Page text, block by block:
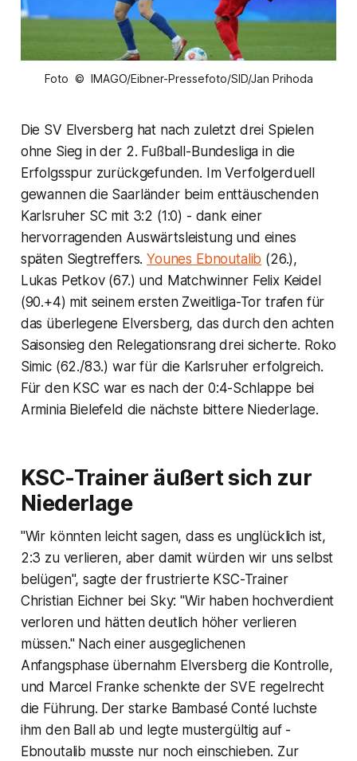
Foto © IMAGO/Eibner-Pressefoto/SID/Jan Prihoda
Die SV Elversberg hat nach zuletzt drei Spielen
ohne Sieg in der 2. Fußball-Bundesliga in die
Erfolgsspur zurückgefunden. Im Verfolgerduell
gewannen die Saarländer beim enttäuschenden
Karlsruher SC mit 3:2 (1:0) - dank einer
hervorragenden Auswärtsleistung und eines
späten Siegtreffers.Younes Ebnoutalib (26.),
Lukas Petkov (67.) und Matchwinner Felix Keidel
(90.+4) mit seinem ersten Zweitliga-Tor trafen für
das überlegene Elversberg, das durch den achten
Saisonsieg den Relegationsrang drei sicherte. Roko
Simic (62./83.) war für die Karlsruher erfolgreich.
Für den KSC war es nach der 0:4-Schlappe bei
Arminia Bielefeld die nächste bittere Niederlage.
KSC-Trainer äußert sich zur
Niederlage
"Wir könnten leicht sagen, dass es unglücklich ist,
2:3 zu verlieren, aber damit würden wir uns selbst
belügen", sagte der frustrierte KSC-Trainer
Christian Eichner bei Sky: "Wir haben hochverdient
verloren und hätten deutlich höher verlieren
müssen." Nach einer ausgeglichenen
Anfangsphase übernahm Elversberg die Kontrolle,
und Marcel Franke schenkte der SVE regelrecht
die Führung. Der starke Bambasé Conté luchste
ihm den Ball ab und legte mustergültig auf -
Ebnoutalib musste nur noch einschieben. Zur